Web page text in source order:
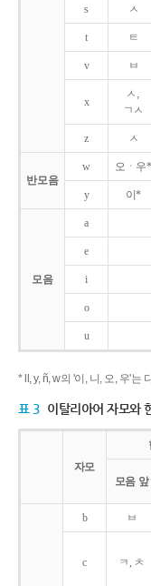
s ㅅ
t ㅌ
v ㅂ
x
ㅅ,
ㄱㅅ
z ㅅ
반모음
w 오ㆍ우*
y 이*
모음
a
e
i
o
u
* ll, y, ñ, w의 '이, 니, 오, 우'는
표 3 이탈리아어 자모와
자모
모음 앞
b ㅂ
c ㅋ, ㅊ